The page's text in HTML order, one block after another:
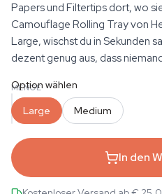
Papers und Filtertips dort, wo
Camouflage Rolling Tray von
Large, wischst du in Sekunden
dezent genug aus, dass
MENGE
Option wählen
Large Medium
In den